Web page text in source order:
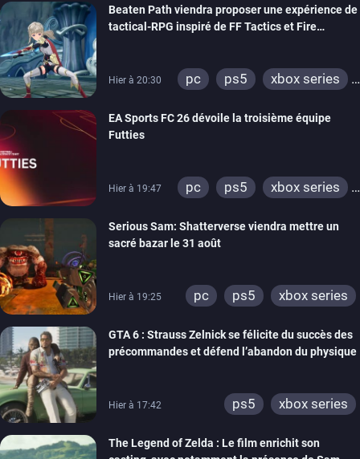
xbox one
Beaten Path viendra proposer une expérience de
tactical-RPG inspiré de FF Tactics et Fire
Hier à 20:30 pc ps5
xbox series
EA Sports FC 26 dévoile la troisième équipe
Futties
Hier à 19:47 pc ps5
xbox series
xbox one
switch 2
Serious Sam: Shatterverse viendra mettre un
sacré bazar le 31 août
Hier à 19:25 pc ps5 xbox series
GTA 6 : Strauss Zelnick se félicite du succès des
précommandes et défend l’abandon du physique
Hier à 17:42 ps5 xbox series
The Legend of Zelda : Le film enrichit son